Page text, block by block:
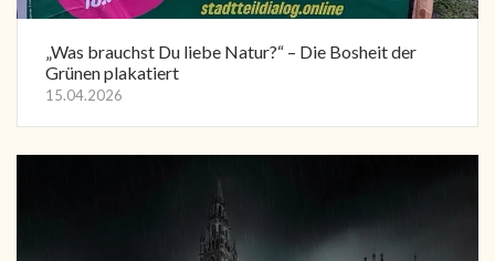
„Was brauchst Du liebe Natur?“ – Die Bosheit der
Grünen plakatiert
15.04.2026